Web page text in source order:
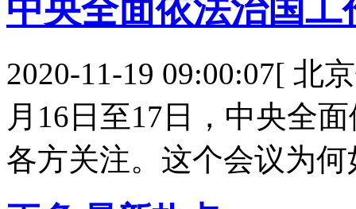
中央全面依法治国
2020-11-19 09:00:07[ 北
月16日至17日，中央全
各方关注。这个会议为